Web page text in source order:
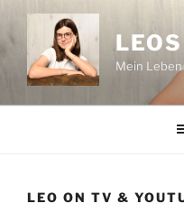
Zum
springen
Mein
LEO ON TV &